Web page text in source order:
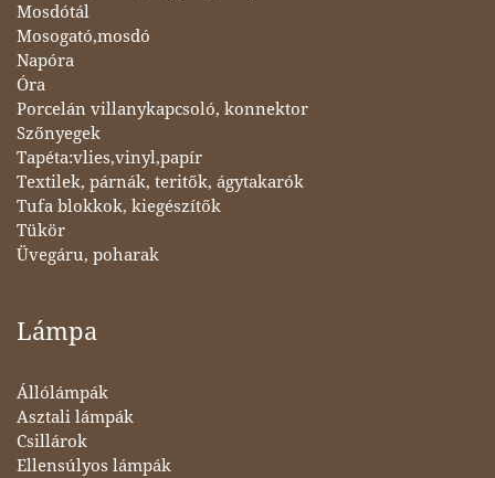
Mosdótál
Mosogató,mosdó
Napóra
Óra
Porcelán villanykapcsoló, konnektor
Szőnyegek
Tapéta:vlies,vinyl,papír
Textilek, párnák, teritők, ágytakarók
Tufa blokkok, kiegészítők
Tükör
Üvegáru, poharak
Lámpa
Állólámpák
Asztali lámpák
Csillárok
Ellensúlyos lámpák